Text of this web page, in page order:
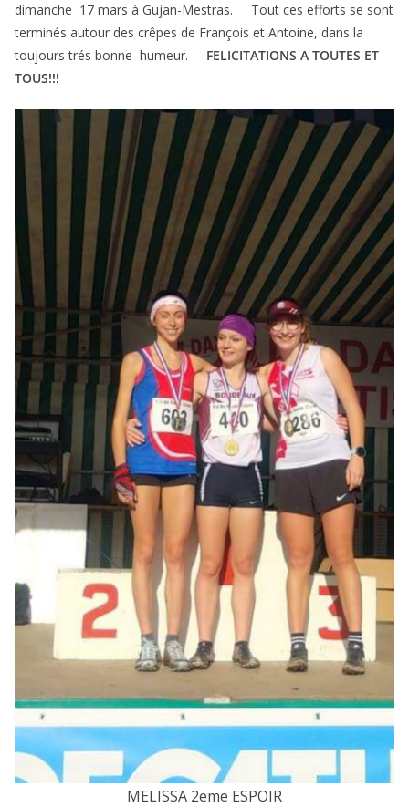
dimanche 17 mars à Gujan-Mestras. Tout ces efforts se sont
terminés autour des crêpes de François et Antoine, dans la
toujours trés bonne humeur. FELICITATIONS A TOUTES ET
TOUS!!!
MELISSA 2eme ESPOIR